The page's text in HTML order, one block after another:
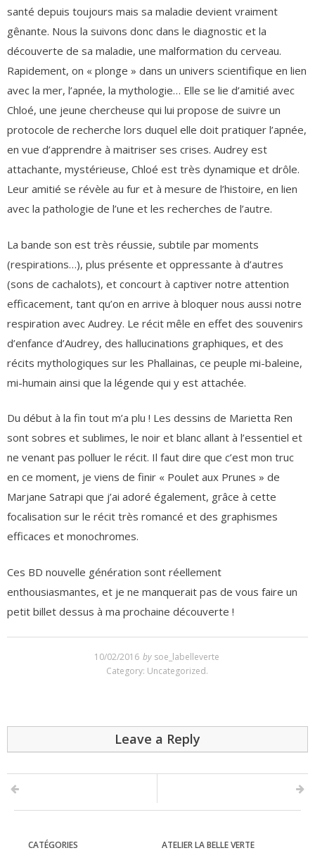
santé depuis toujours mais sa maladie devient vraiment
gênante. Nous la suivons donc dans le diagnostic et la
découverte de sa maladie, une malformation du cerveau.
Rapidement, on « plonge » dans un univers scientifique en lien
avec la mer, l’apnée, la mythologie… Elle se lie d’amitié avec
Chloé, une jeune chercheuse qui lui propose de suivre un
protocole de recherche lors duquel elle doit pratiquer l’apnée,
en vue d’apprendre à maitriser ses crises. Audrey est
attachante, mystérieuse, Chloé est très dynamique et drôle.
Leur amitié se révèle au fur et à mesure de l’histoire, en lien
avec la pathologie de l’une et les recherches de l’autre.
La bande son est très réussie, subtile par moments
(respirations…), plus présente et oppressante à d’autres
(sons de cachalots), et concourt à captiver notre attention
efficacement, tant qu’on en arrive à bloquer nous aussi notre
respiration avec Audrey. Le récit mêle en effet des souvenirs
d’enfance d’Audrey, des hallucinations graphiques, et des
récits mythologiques sur les Phallainas, ce peuple mi-baleine,
mi-humain ainsi que la légende qui y est attachée.
Du début à la fin tout m’a plu ! Les dessins de Marietta Ren
sont sobres et sublimes, le noir et blanc allant à l’essentiel et
ne venant pas polluer le récit. Il faut dire que c’est mon truc
en ce moment, je viens de finir « Poulet aux Prunes » de
Marjane Satrapi que j’ai adoré également, grâce à cette
focalisation sur le récit très romancé et des graphismes
efficaces et monochromes.
Ces BD nouvelle génération sont réellement
enthousiasmantes, et je ne manquerait pas de vous faire un
petit billet dessus à ma prochaine découverte !
10/02/2016 by soe_labelleverte
Category: Uncategorized.
Leave a Reply
CATÉGORIES ATELIER LA BELLE VERTE